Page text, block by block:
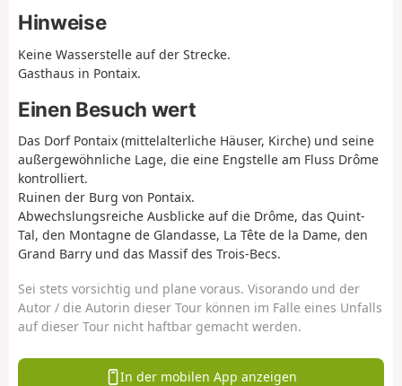
Hinweise
Keine Wasserstelle auf der Strecke.
Gasthaus in Pontaix.
Einen Besuch wert
Das Dorf Pontaix (mittelalterliche Häuser, Kirche) und seine
außergewöhnliche Lage, die eine Engstelle am Fluss Drôme
kontrolliert.
Ruinen der Burg von Pontaix.
Abwechslungsreiche Ausblicke auf die Drôme, das Quint-
Tal, den Montagne de Glandasse, La Tête de la Dame, den
Grand Barry und das Massif des Trois-Becs.
Sei stets vorsichtig und plane voraus. Visorando und der
Autor / die Autorin dieser Tour können im Falle eines Unfalls
auf dieser Tour nicht haftbar gemacht werden.
In der mobilen App anzeigen